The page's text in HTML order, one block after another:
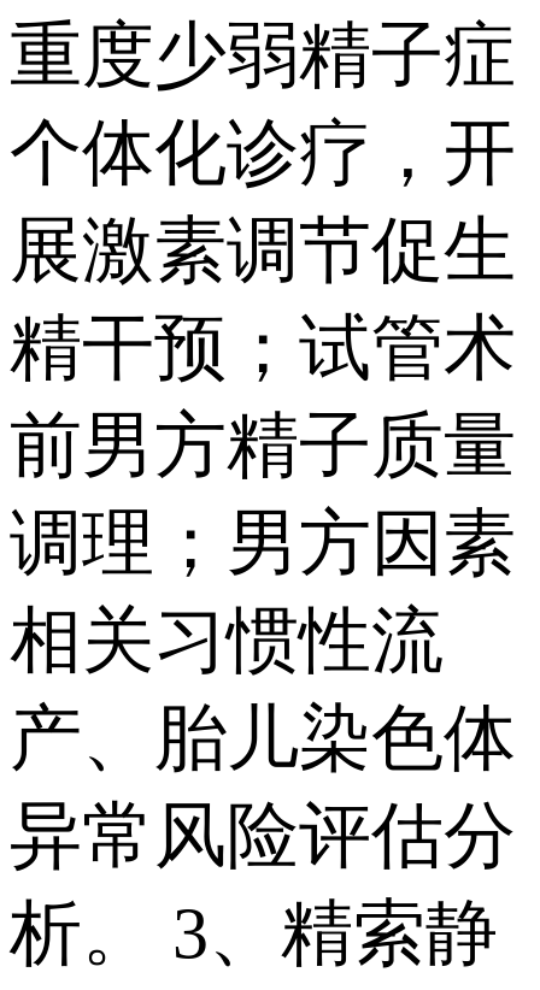
重度少弱精子症
个体化诊疗，开
展激素调节促生
精干预；试管术
前男方精子质量
调理；男方因素
相关习惯性流
产、胎儿染色体
异常风险评估分
析。 3、精索静